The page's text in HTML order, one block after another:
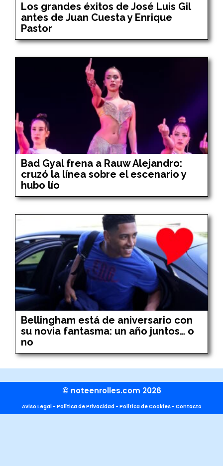
Los grandes éxitos de José Luis Gil
antes de Juan Cuesta y Enrique
Pastor
Bad Gyal frena a Rauw Alejandro:
cruzó la línea sobre el escenario y
hubo lío
Bellingham está de aniversario con
su novia fantasma: un año juntos… o
no
© noteenrolles.com 2026
Aviso Legal- Política de Privacidad- Política de Cookies- Contacto